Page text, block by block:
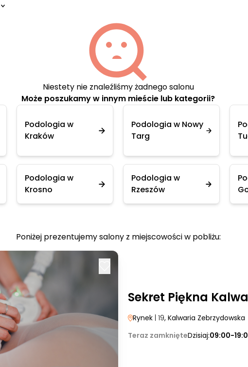
Niestety nie znaleźliśmy żadnego salonu
Może poszukamy w innym mieście lub kategorii?
Podologia w
Kraków
Podologia w Nowy
Targ
Podologia w
Krosno
Podologia w
Rzeszów
Poniżej prezentujemy salony z miejscowości w pobliżu:
Sekret Piękna
Rynek | 19, Kalwaria Zebrzydowska
Teraz zamknięteDzisiaj:09:00-